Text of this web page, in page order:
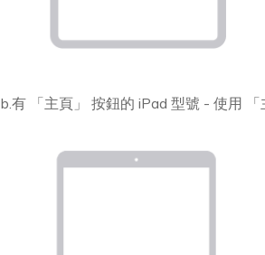
b.有 「主頁」 按鈕的 iPad 型號 - 使用 「